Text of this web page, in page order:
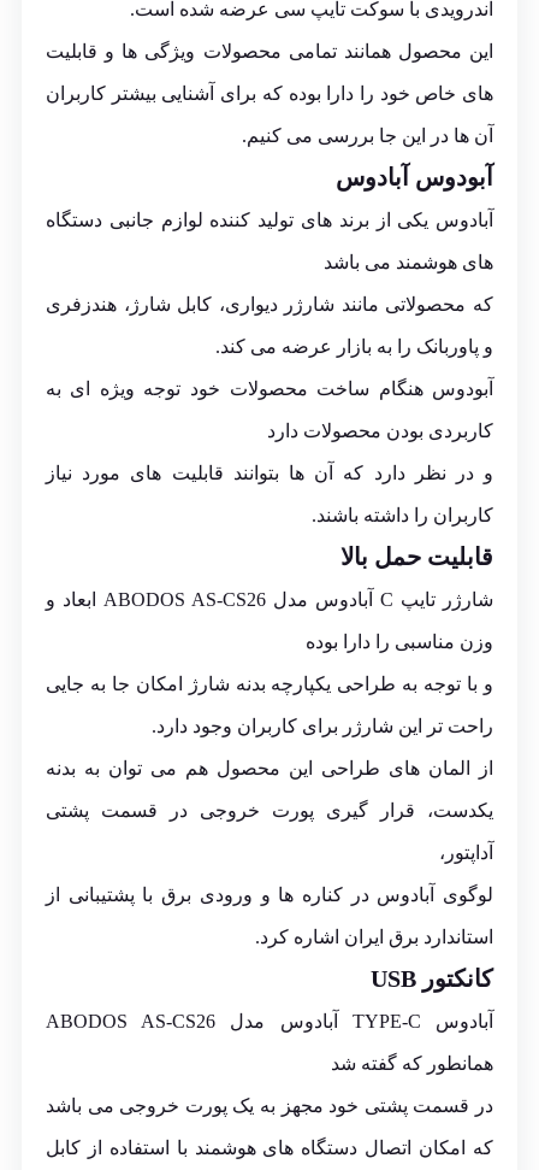
اندرویدی با سوکت تایپ سی عرضه شده است.
این محصول همانند تمامی محصولات ویژگی ها و قابلیت
های خاص خود را دارا بوده که برای آشنایی بیشتر کاربران
آن ها در این جا بررسی می کنیم.
آبودوس آبادوس
آبادوس یکی از برند های تولید کننده لوازم جانبی دستگاه
های هوشمند می باشد
که محصولاتی مانند شارژر دیواری، کابل شارژ، هندزفری
و پاوربانک را به بازار عرضه می کند.
آبودوس هنگام ساخت محصولات خود توجه ویژه ای به
کاربردی بودن محصولات دارد
و در نظر دارد که آن ها بتوانند قابلیت های مورد نیاز
کاربران را داشته باشند.
قابلیت حمل بالا
شارژر تایپ C آبادوس مدل ABODOS AS-CS26 ابعاد و
وزن مناسبی را دارا بوده
و با توجه به طراحی یکپارچه بدنه شارژ امکان جا به جایی
راحت تر این شارژر برای کاربران وجود دارد.
از المان های طراحی این محصول هم می توان به بدنه
یکدست، قرار گیری پورت خروجی در قسمت پشتی
آداپتور،
لوگوی آبادوس در کناره ها و ورودی برق با پشتیبانی از
استاندارد برق ایران اشاره کرد.
کانکتور USB
آبادوس TYPE-C آبادوس مدل ABODOS AS-CS26
همانطور که گفته شد
در قسمت پشتی خود مجهز به یک پورت خروجی می باشد
که امکان اتصال دستگاه های هوشمند با استفاده از کابل